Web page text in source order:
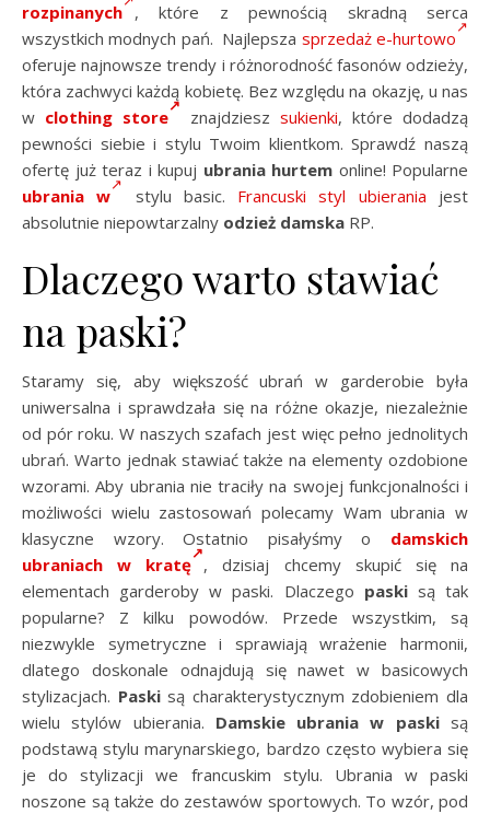
rozpinanych , które z pewnością skradną serca
wszystkich modnych pań. Najlepsza sprzedaż e-hurtowo
oferuje najnowsze trendy i różnorodność fasonów odzieży,
która zachwyci każdą kobietę. Bez względu na okazję, u nas
w clothing store znajdziesz sukienki, które dodadzą
pewności siebie i stylu Twoim klientkom. Sprawdź naszą
ofertę już teraz i kupuj ubrania hurtem online! Popularne
ubrania w
stylu basic. Francuski styl ubierania jest
absolutnie niepowtarzalny odzież damska RP.
Dlaczego warto stawiać
na paski?
Staramy się, aby większość ubrań w garderobie była
uniwersalna i sprawdzała się na różne okazje, niezależnie
od pór roku. W naszych szafach jest więc pełno jednolitych
ubrań. Warto jednak stawiać także na elementy ozdobione
wzorami. Aby ubrania nie traciły na swojej funkcjonalności i
możliwości wielu zastosowań polecamy Wam ubrania w
klasyczne wzory. Ostatnio pisałyśmy o damskich
ubraniach w kratę , dzisiaj chcemy skupić się na
elementach garderoby w paski. Dlaczego paskisą tak
popularne? Z kilku powodów. Przede wszystkim, są
niezwykle symetryczne i sprawiają wrażenie harmonii,
dlatego doskonale odnajdują się nawet w basicowych
stylizacjach. Paskisą charakterystycznym zdobieniem dla
wielu stylów ubierania. Damskie ubrania w paskisą
podstawą stylu marynarskiego, bardzo często wybiera się
je do stylizacji we francuskim stylu. Ubrania w paski
noszone są także do zestawów sportowych. To wzór, pod